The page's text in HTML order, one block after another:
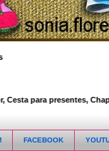
para presentes,
FACEBOOK